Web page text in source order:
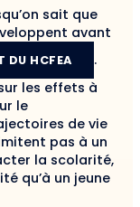
sait que
avant
DU HCFEA
.
les effets à
le
de vie
pas à un
la scolarité,
qu’à un jeune